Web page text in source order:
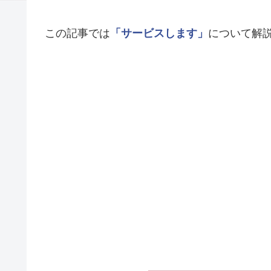
この記事では 「サービスします」 について解